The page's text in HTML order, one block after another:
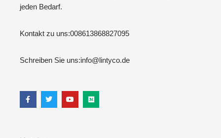
jeden Bedarf.
Kontakt zu uns:008613868827095
Schreiben Sie uns:info@lintyco.de